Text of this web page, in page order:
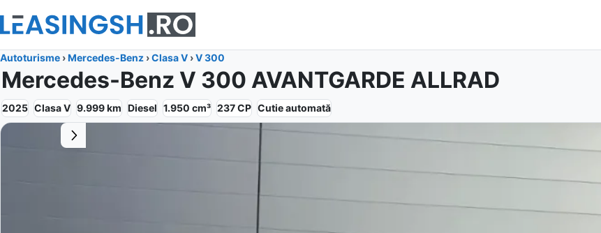
Autoturisme ›Mercedes-Benz ›Clasa V ›V 300
Mercedes-Benz V 300 AVANTGARDE ALLRAD
2025 Clasa V 9.999km Diesel 1.950 cm³ 237CP Cutieautomată